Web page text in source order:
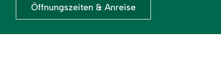
Öffnungszeiten & Anreise